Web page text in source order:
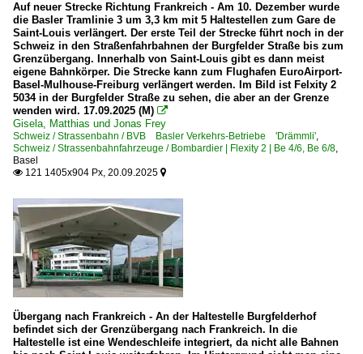
Auf neuer Strecke Richtung Frankreich - Am 10. Dezember wurde
die Basler Tramlinie 3 um 3,3 km mit 5 Haltestellen zum Gare de
Saint-Louis verlängert. Der erste Teil der Strecke führt noch in der
Schweiz in den Straßenfahrbahnen der Burgfelder Straße bis zum
Grenzübergang. Innerhalb von Saint-Louis gibt es dann meist
eigene Bahnkörper. Die Strecke kann zum Flughafen EuroAirport-
Basel-Mulhouse-Freiburg verlängert werden. Im Bild ist Felxity 2
5034 in der Burgfelder Straße zu sehen, die aber an der Grenze
wenden wird. 17.09.2025 (M) 
Gisela, Matthias und Jonas Frey
Schweiz / Strassenbahn / BVB Basler Verkehrs-Betriebe 'Drämmli',
Schweiz / Strassenbahnfahrzeuge / Bombardier | Flexity 2 | Be 4/6, Be 6/8,
Basel
 121 1405x904 Px, 20.09.2025 
Übergang nach Frankreich - An der Haltestelle Burgfelderhof
befindet sich der Grenzübergang nach Frankreich. In die
Haltestelle ist eine Wendeschleife integriert, da nicht alle Bahnen